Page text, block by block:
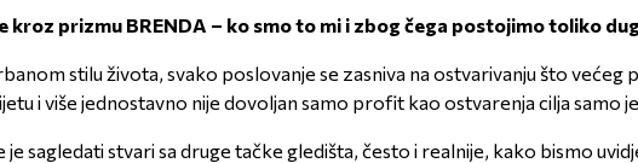
kroz prizmu BRENDA – ko smo to mi i zbog čega postojimo toliko
stilu života, svako poslovanje se zasniva na ostvarivanju što
i više jednostavno nije dovoljan samo profit kao ostvarenja cilja samo
je sagledati stvari sa druge tačke gledišta, često i realnije, kako bismo